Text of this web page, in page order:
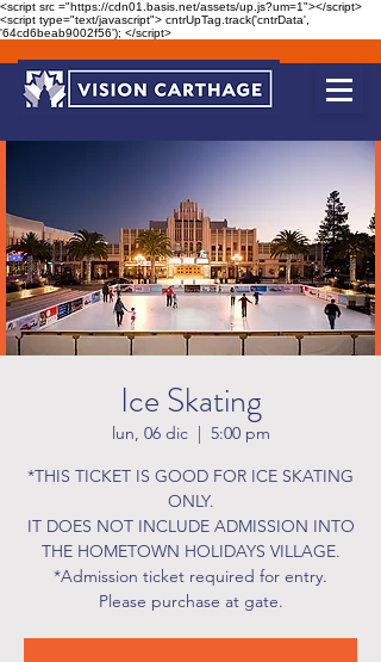
<script src ="https://cdn01.basis.net/assets/up.js?um=1"></script>
<script type="text/javascript"> cntrUpTag.track('cntrData',
'64cd6beab9002f56'); </script>
Ice Skating
lun, 06 dic
  |
5:00 pm
*THIS TICKET IS GOOD FOR ICE SKATING
ONLY.
IT DOES NOT INCLUDE ADMISSION INTO
THE HOMETOWN HOLIDAYS VILLAGE.
*Admission ticket required for entry.
Please purchase at gate.